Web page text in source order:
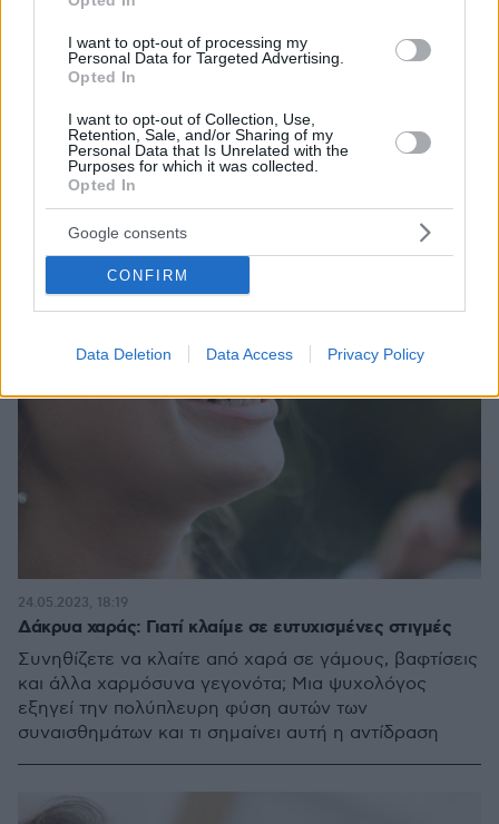
I want to opt-out of processing my
Personal Data for Targeted Advertising.
Opted In
I want to opt-out of Collection, Use,
Retention, Sale, and/or Sharing of my
Personal Data that Is Unrelated with the
Purposes for which it was collected.
Opted In
Google consents
CONFIRM
Data Deletion Data Access Privacy Policy
προτείνει μια ευχάριστη δραστηριότητα που γίνεται η
ευκαιρία να εμφυσήσει αισιοδοξία και χαρά σε όλη
την οικογένεια
Δάκρυα χαράς: Γιατί κλαίμε σε ευτυχισμένες στιγμές
Συνηθίζετε να κλαίτε από χαρά σε γάμους, βαφτίσεις
και άλλα χαρμόσυνα γεγονότα; Μια ψυχολόγος
εξηγεί την πολύπλευρη φύση αυτών των
συναισθημάτων και τι σημαίνει αυτή η αντίδραση
24.05.2023, 18:19